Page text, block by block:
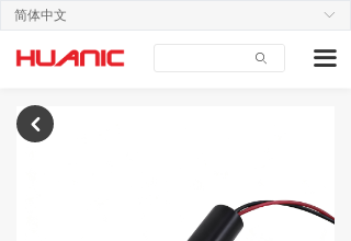
ꄙ 끀
首页
关于我们
产品中心
ꀅ
简体中文
낒